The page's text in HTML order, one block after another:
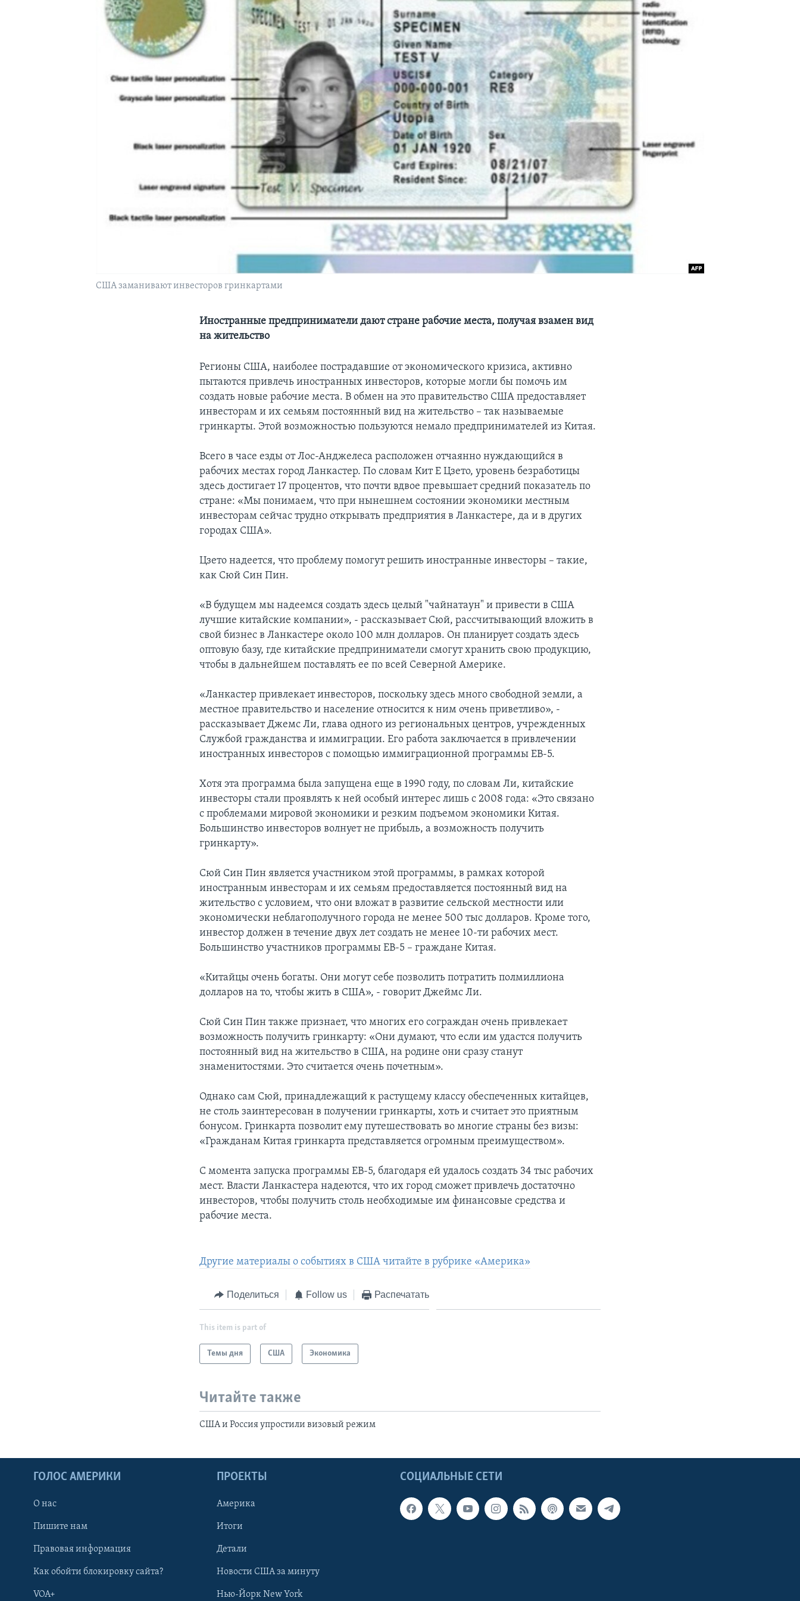
США заманивают инвесторов гринкартами
Иностранные предприниматели дают стране рабочие места, получая взамен вид
на жительство
Регионы США, наиболее пострадавшие от экономического кризиса, активно
пытаются привлечь иностранных инвесторов, которые могли бы помочь им
создать новые рабочие места. В обмен на это правительство США предоставляет
инвесторам и их семьям постоянный вид на жительство – так называемые
гринкарты. Этой возможностью пользуются немало предпринимателей из Китая.
Всего в часе езды от Лос-Анджелеса расположен отчаянно нуждающийся в
рабочих местах город Ланкастер. По словам Кит Е Цзето, уровень безработицы
здесь достигает 17 процентов, что почти вдвое превышает средний показатель по
стране: «Мы понимаем, что при нынешнем состоянии экономики местным
инвесторам сейчас трудно открывать предприятия в Ланкастере, да и в других
городах США».
Цзето надеется, что проблему помогут решить иностранные инвесторы – такие,
как Сюй Син Пин.
«В будущем мы надеемся создать здесь целый "чайнатаун" и привести в США
лучшие китайские компании», - рассказывает Сюй, рассчитывающий вложить в
свой бизнес в Ланкастере около 100 млн долларов. Он планирует создать здесь
оптовую базу, где китайские предприниматели смогут хранить свою продукцию,
чтобы в дальнейшем поставлять ее по всей Северной Америке.
«Ланкастер привлекает инвесторов, поскольку здесь много свободной земли, а
местное правительство и население относится к ним очень приветливо», -
рассказывает Джемс Ли, глава одного из региональных центров, учрежденных
Службой гражданства и иммиграции. Его работа заключается в привлечении
иностранных инвесторов с помощью иммиграционной программы EB-5.
Хотя эта программа была запущена еще в 1990 году, по словам Ли, китайские
инвесторы стали проявлять к ней особый интерес лишь с 2008 года: «Это связано
с проблемами мировой экономики и резким подъемом экономики Китая.
Большинство инвесторов волнует не прибыль, а возможность получить
гринкарту».
Сюй Син Пин является участником этой программы, в рамках которой
иностранным инвесторам и их семьям предоставляется постоянный вид на
жительство с условием, что они вложат в развитие сельской местности или
экономически неблагополучного города не менее 500 тыс долларов. Кроме того,
инвестор должен в течение двух лет создать не менее 10-ти рабочих мест.
Большинство участников программы EB-5 – граждане Китая.
«Китайцы очень богаты. Они могут себе позволить потратить полмиллиона
долларов на то, чтобы жить в США», - говорит Джеймс Ли.
Сюй Син Пин также признает, что многих его сограждан очень привлекает
возможность получить гринкарту: «Они думают, что если им удастся получить
постоянный вид на жительство в США, на родине они сразу станут
знаменитостями. Это считается очень почетным».
Однако сам Сюй, принадлежащий к растущему классу обеспеченных китайцев,
не столь заинтересован в получении гринкарты, хоть и считает это приятным
бонусом. Гринкарта позволит ему путешествовать во многие страны без визы:
«Гражданам Китая гринкарта представляется огромным преимуществом».
С момента запуска программы EB-5, благодаря ей удалось создать 34 тыс рабочих
мест. Власти Ланкастера надеются, что их город сможет привлечь достаточно
инвесторов, чтобы получить столь необходимые им финансовые средства и
рабочие места.
Другие материалы о событиях в США читайте в рубрике «Америка»
Поделиться Follow us Распечатать
This item is part of
Темы дня США Экономика
Читайте также
США и Россия упростили визовый режим
СОЦИАЛЬНЫЕ СЕТИ
ГОЛОС АМЕРИКИ
О нас
Пишите нам
Правовая информация
Как обойти блокировку сайта?
VOA+
ПРОЕКТЫ
Америка
Итоги
Детали
Новости США за минуту
Нью-Йорк New York